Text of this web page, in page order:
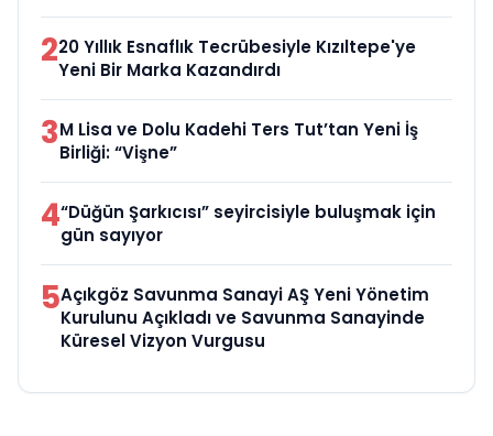
220 Yıllık Esnaflık Tecrübesiyle Kızıltepe'ye
Yeni Bir Marka Kazandırdı
3M Lisa ve Dolu Kadehi Ters Tut’tan Yeni İş
Birliği: “Vişne”
4“Düğün Şarkıcısı” seyircisiyle buluşmak için
gün sayıyor
5Açıkgöz Savunma Sanayi AŞ Yeni Yönetim
Kurulunu Açıkladı ve Savunma Sanayinde
Küresel Vizyon Vurgusu